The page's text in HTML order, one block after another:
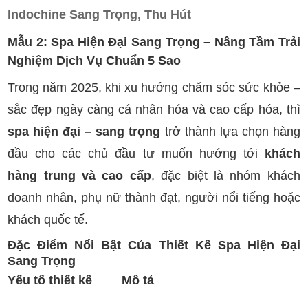
Indochine Sang Trọng, Thu Hút
Mẫu 2: Spa Hiện Đại Sang Trọng – Nâng Tầm Trải
Nghiệm Dịch Vụ Chuẩn 5 Sao
Trong năm 2025, khi xu hướng chăm sóc sức khỏe –
sắc đẹp ngày càng cá nhân hóa và cao cấp hóa, thì
spa hiện đại – sang trọng trở thành lựa chọn hàng
đầu cho các chủ đầu tư muốn hướng tới khách
hàng trung và cao cấp, đặc biệt là nhóm khách
doanh nhân, phụ nữ thành đạt, người nổi tiếng hoặc
khách quốc tế.
Đặc Điểm Nổi Bật Của Thiết Kế Spa Hiện Đại
Sang Trọng
Yếu tố thiết kế
Mô tả